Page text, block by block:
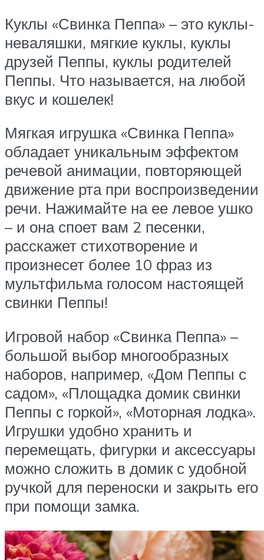
Куклы «Свинка Пеппа» – это куклы-
неваляшки, мягкие куклы, куклы
друзей Пеппы, куклы родителей
Пеппы. Что называется, на любой
вкус и кошелек!
Мягкая игрушка «Свинка Пеппа»
обладает уникальным эффектом
речевой анимации, повторяющей
движение рта при воспроизведении
речи. Нажимайте на ее левое ушко
– и она споет вам 2 песенки,
расскажет стихотворение и
произнесет более 10 фраз из
мультфильма голосом настоящей
свинки Пеппы!
Игровой набор «Свинка Пеппа» –
большой выбор многообразных
наборов, например, «Дом Пеппы с
садом», «Площадка домик свинки
Пеппы с горкой», «Моторная лодка».
Игрушки удобно хранить и
перемещать, фигурки и аксессуары
можно сложить в домик с удобной
ручкой для переноски и закрыть его
при помощи замка.